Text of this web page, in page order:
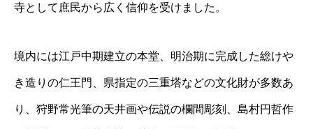
寺として庶民から広く信仰を受けました。
境内には江戸中期建立の本堂、明治期に完成した総けや
き造りの仁王門、県指定の三重塔などの文化財が多数あ
り、狩野常光筆の天井画や伝説の欄間彫刻、島村円哲作